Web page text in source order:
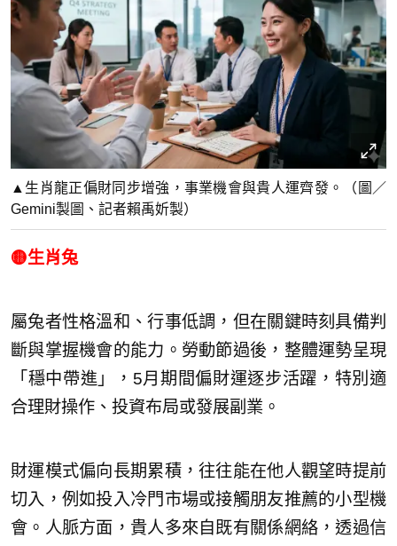
▲生肖龍正偏財同步增強，事業機會與貴人運齊發。（圖／
Gemini製圖、記者賴禹妡製）
🟡生肖兔
屬兔者性格溫和、行事低調，但在關鍵時刻具備判
斷與掌握機會的能力。勞動節過後，整體運勢呈現
「穩中帶進」，5月期間偏財運逐步活躍，特別適
合理財操作、投資布局或發展副業。
財運模式偏向長期累積，往往能在他人觀望時提前
切入，例如投入冷門市場或接觸朋友推薦的小型機
會。人脈方面，貴人多來自既有關係網絡，透過信